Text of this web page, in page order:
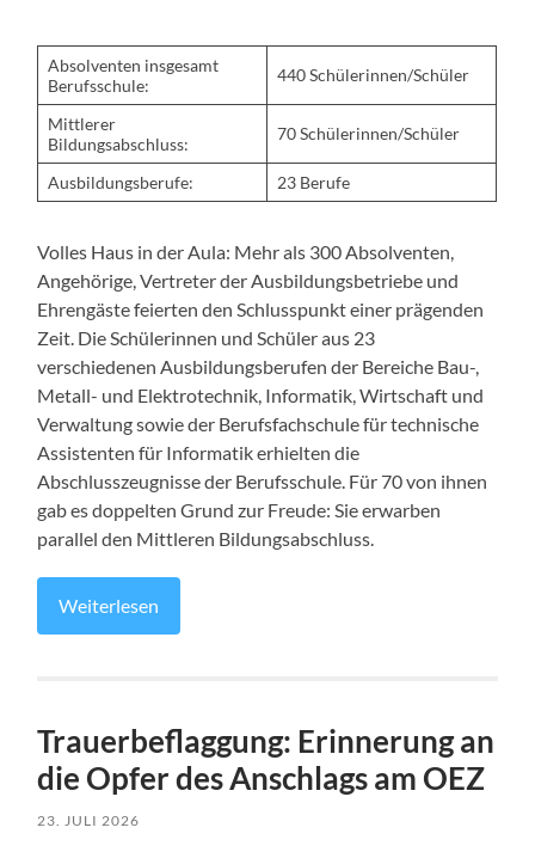
Absolventen insgesamt
Berufsschule:
440 Schülerinnen/Schüler
Mittlerer
Bildungsabschluss:
70 Schülerinnen/Schüler
Ausbildungsberufe: 23 Berufe
Volles Haus in der Aula: Mehr als 300 Absolventen,
Angehörige, Vertreter der Ausbildungsbetriebe und
Ehrengäste feierten den Schlusspunkt einer prägenden
Zeit. Die Schülerinnen und Schüler aus 23
verschiedenen Ausbildungsberufen der Bereiche Bau-,
Metall- und Elektrotechnik, Informatik, Wirtschaft und
Verwaltung sowie der Berufsfachschule für technische
Assistenten für Informatik erhielten die
Abschlusszeugnisse der Berufsschule. Für 70 von ihnen
gab es doppelten Grund zur Freude: Sie erwarben
parallel den Mittleren Bildungsabschluss.
Weiterlesen
Trauerbeflaggung: Erinnerung an
die Opfer des Anschlags am OEZ
23. JULI 2026